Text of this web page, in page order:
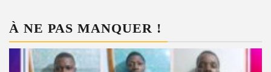
À NE PAS MANQUER !